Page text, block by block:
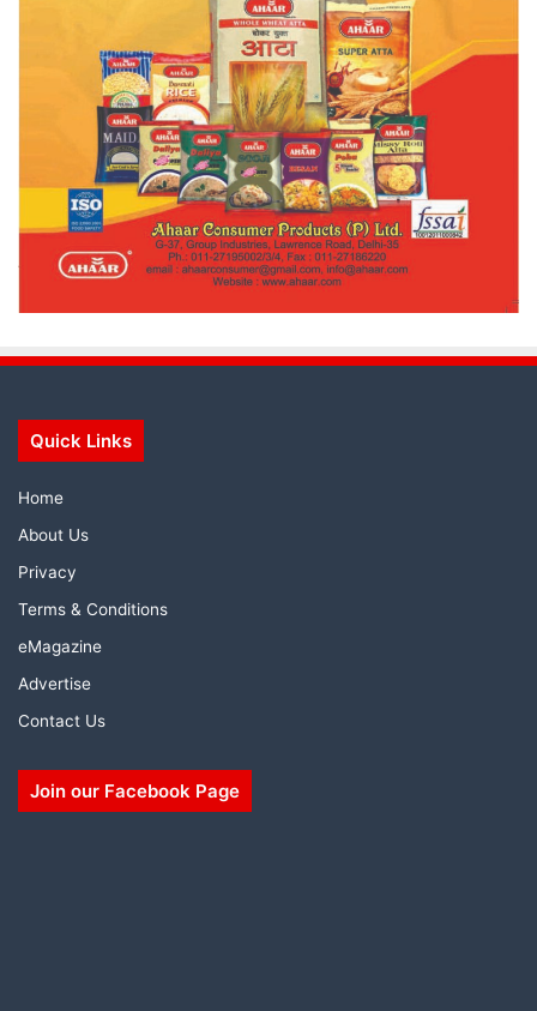
Quick Links
Home
About Us
Privacy
Terms & Conditions
eMagazine
Advertise
Contact Us
Join our Facebook Page